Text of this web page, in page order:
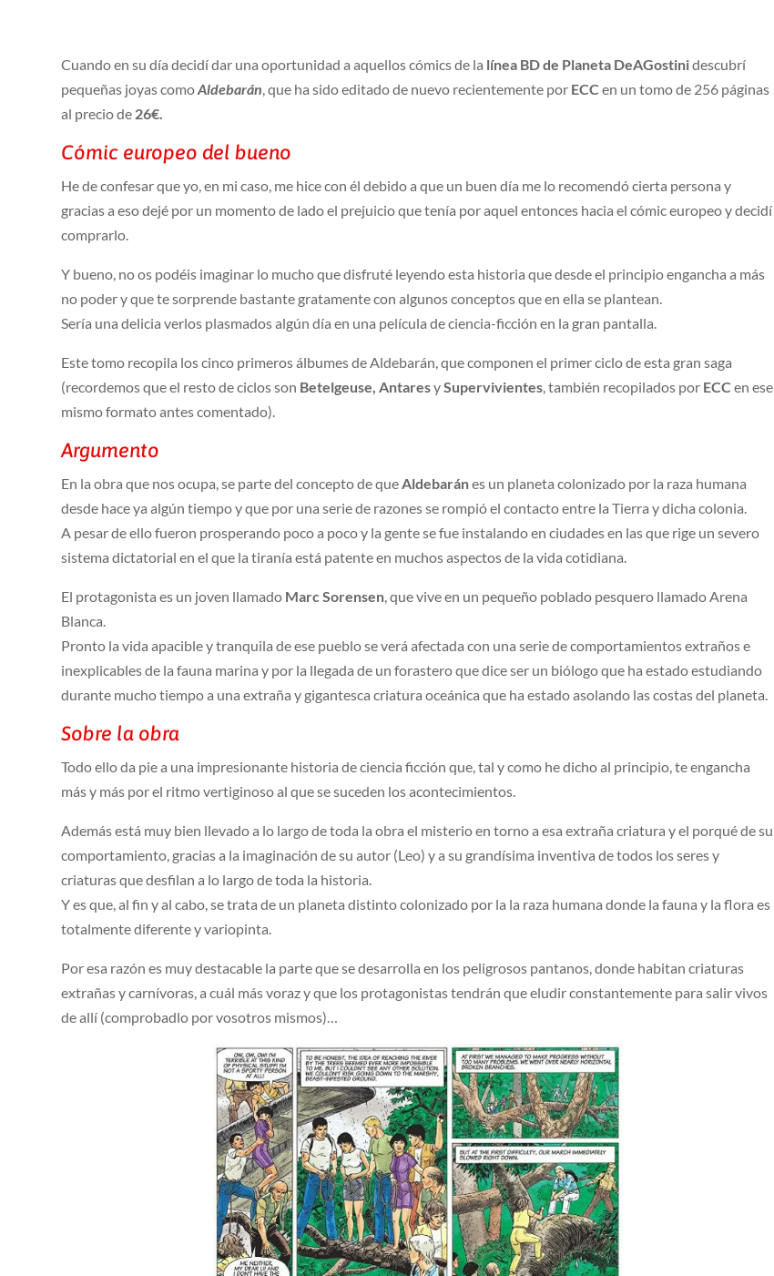
Cuando en su día decidí dar una oportunidad a aquellos cómics de la línea BD de Planeta DeAGostinidescubrí
pequeñas joyas comoAldebarán, que ha sido editado de nuevo recientemente por ECC en un tomo de 256 páginas
al precio de 26€.
Cómic europeo del bueno
He de confesar que yo, en mi caso, me hice con él debido a que un buen día me lo recomendó cierta persona y
gracias a eso dejé por un momento de lado el prejuicio que tenía por aquel entonces hacia el cómic europeo y decidí
comprarlo.
Y bueno, no os podéis imaginar lo mucho que disfruté leyendo esta historia que desde el principio engancha a más
no poder y que te sorprende bastante gratamente con algunos conceptos que en ella se plantean.
Sería una delicia verlos plasmados algún día en una película de ciencia-ficción en la gran pantalla.
Este tomo recopila los cinco primeros álbumes de Aldebarán, que componen el primer ciclo de esta gran saga
(recordemos que el resto de ciclos son Betelgeuse, AntaresySupervivientes, también recopilados por ECC en ese
mismo formato antes comentado).
Argumento
En la obra que nos ocupa, se parte del concepto de queAldebaránes un planeta colonizado por la raza humana
desde hace ya algún tiempo y que por una serie de razones se rompió el contacto entre la Tierra y dicha colonia.
A pesar de ello fueron prosperando poco a poco y la gente se fue instalando en ciudades en las que rige un severo
sistema dictatorial en el que la tiranía está patente en muchos aspectos de la vida cotidiana.
El protagonista es un joven llamado Marc Sorensen, que vive en un pequeño poblado pesquero llamado Arena
Blanca.
Pronto la vida apacible y tranquila de ese pueblo se verá afectada con una serie de comportamientos extraños e
inexplicables de la fauna marina y por la llegada de un forastero que dice ser un biólogo que ha estado estudiando
durante mucho tiempo a una extraña y gigantesca criatura oceánica que ha estado asolando las costas del planeta.
Sobre la obra
Todo ello da pie a una impresionante historia de ciencia ficción que, tal y como he dicho al principio, te engancha
más y más por el ritmo vertiginoso al que se suceden los acontecimientos.
Además está muy bien llevado a lo largo de toda la obra el misterio en torno a esa extraña criatura y el porqué de su
comportamiento, gracias a la imaginación de su autor (Leo) y a su grandísima inventiva de todos los seres y
criaturas que desfilan a lo largo de toda la historia.
Y es que, al fin y al cabo, se trata de un planeta distinto colonizado por la la raza humana donde la fauna y la flora es
totalmente diferente y variopinta.
Por esa razón es muy destacable la parte que se desarrolla en los peligrosos pantanos, donde habitan criaturas
extrañas y carnívoras, a cuál más voraz y que los protagonistas tendrán que eludir constantemente para salir vivos
de allí (comprobadlo por vosotros mismos)…